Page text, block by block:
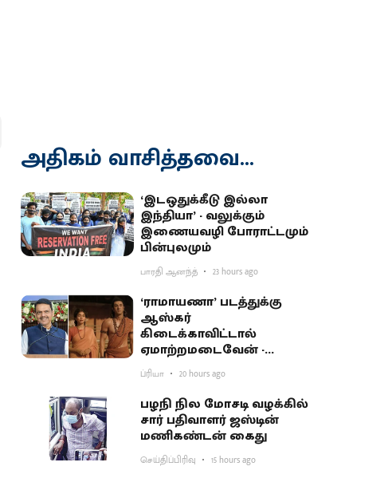
அதிகம் வாசித்தவை...
‘இடஒதுக்கீடு இல்லா
இந்தியா’ - வலுக்கும்
இணையவழி போராட்டமும்
பின்புலமும்
பாரதி ஆனந்த் 23 hours ago
‘ராமாயணா’ படத்துக்கு
ஆஸ்கர்
கிடைக்காவிட்டால்
ஏமாற்றமடைவேன் -
மகாராஷ்டிர முதல்வர்
பகிர்வு
ப்ரியா 20 hours ago
பழநி நில மோசடி வழக்கில்
சார் பதிவாளர் ஜஸ்டின்
மணிகண்டன் கைது
செய்திப்பிரிவு 15 hours ago